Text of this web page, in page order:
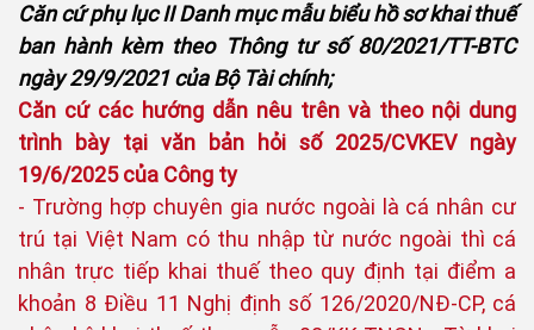
Căn cứ phụ lục II Danh mục mẫu biểu hồ sơ khai thuế
ban hành kèm theo Thông tư số 80/2021/TT-BTC
ngày 29/9/2021 của Bộ Tài chính;
Căn cứ các hướng dẫn nêu trên và theo nội dung
trình bày tại văn bản hỏi số 2025/CVKEV ngày
19/6/2025 của Công ty
- Trường hợp chuyên gia nước ngoài là cá nhân cư
trú tại Việt Nam có thu nhập từ nước ngoài thì cá
nhân trực tiếp khai thuế theo quy định tại điểm a
khoản 8 Điều 11 Nghị định số 126/2020/NĐ-CP, cá